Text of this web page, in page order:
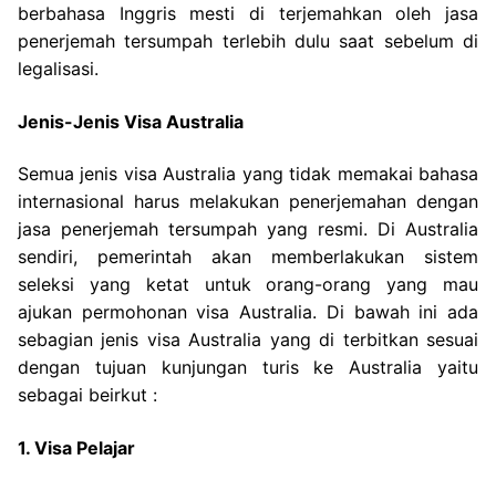
berbahasa Inggris mesti di terjemahkan oleh jasa
penerjemah tersumpah terlebih dulu saat sebelum di
legalisasi.
Jenis-Jenis Visa Australia
Semua jenis visa Australia yang tidak memakai bahasa
internasional harus melakukan penerjemahan dengan
jasa penerjemah tersumpah yang resmi. Di Australia
sendiri, pemerintah akan memberlakukan sistem
seleksi yang ketat untuk orang-orang yang mau
ajukan permohonan visa Australia. Di bawah ini ada
sebagian jenis visa Australia yang di terbitkan sesuai
dengan tujuan kunjungan turis ke Australia yaitu
sebagai beirkut :
1. Visa Pelajar